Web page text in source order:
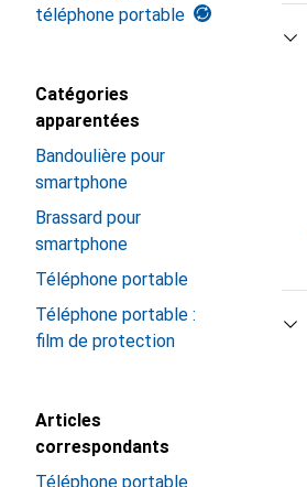
téléphone portable
Catégories
apparentées
Bandoulière pour
smartphone
Brassard pour
smartphone
Téléphone portable
Téléphone portable :
film de protection
Articles
correspondants
Téléphone portable